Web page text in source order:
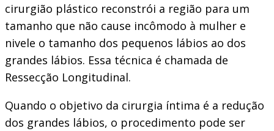
cirurgião plástico reconstrói a região para um
tamanho que não cause incômodo à mulher e
nivele o tamanho dos pequenos lábios ao dos
grandes lábios. Essa técnica é chamada de
Ressecção Longitudinal.
Quando o objetivo da cirurgia íntima é a redução
dos grandes lábios, o procedimento pode ser